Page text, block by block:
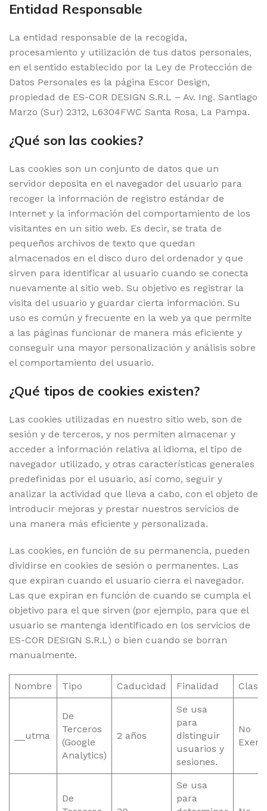
Entidad Responsable
La entidad responsable de la recogida,
procesamiento y utilización de tus datos personales,
en el sentido establecido por la Ley de Protección de
Datos Personales es la página Escor Design,
propiedad de ES-COR DESIGN S.R.L – Av. Ing. Santiago
Marzo (Sur) 2312, L6304FWC Santa Rosa, La Pampa.
¿Qué son las cookies?
Las cookies son un conjunto de datos que un
servidor deposita en el navegador del usuario para
recoger la información de registro estándar de
Internet y la información del comportamiento de los
visitantes en un sitio web. Es decir, se trata de
pequeños archivos de texto que quedan
almacenados en el disco duro del ordenador y que
sirven para identificar al usuario cuando se conecta
nuevamente al sitio web. Su objetivo es registrar la
visita del usuario y guardar cierta información. Su
uso es común y frecuente en la web ya que permite
a las páginas funcionar de manera más eficiente y
conseguir una mayor personalización y análisis sobre
el comportamiento del usuario.
¿Qué tipos de cookies existen?
Las cookies utilizadas en nuestro sitio web, son de
sesión y de terceros, y nos permiten almacenar y
acceder a información relativa al idioma, el tipo de
navegador utilizado, y otras características generales
predefinidas por el usuario, así como, seguir y
analizar la actividad que lleva a cabo, con el objeto de
introducir mejoras y prestar nuestros servicios de
una manera más eficiente y personalizada.
Las cookies, en función de su permanencia, pueden
dividirse en cookies de sesión o permanentes. Las
que expiran cuando el usuario cierra el navegador.
Las que expiran en función de cuando se cumpla el
objetivo para el que sirven (por ejemplo, para que el
usuario se mantenga identificado en los servicios de
ES-COR DESIGN S.R.L) o bien cuando se borran
manualmente.
Nombre Tipo Caducidad Finalidad Clase
__utma
De
Terceros
(Google
Analytics)
2 años
Se usa
para
distinguir
usuarios y
sesiones.
No
De
Se usa
para